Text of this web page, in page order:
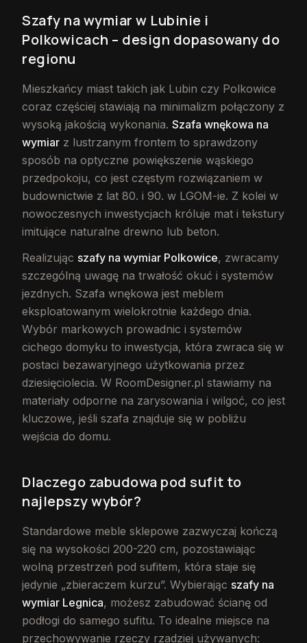
Szafy na wymiar w Lubinie i
Polkowicach – design dopasowany do
regionu
Mieszkańcy miast takich jak Lubin czy Polkowice
coraz częściej stawiają na minimalizm połączony z
wysoką jakością wykonania. Szafa wnękowa na
wymiar z lustrzanym frontem to sprawdzony
sposób na optyczne powiększenie wąskiego
przedpokoju, co jest częstym rozwiązaniem w
budownictwie z lat 80. i 90. w LGOM-ie. Z kolei w
nowoczesnych inwestycjach króluje mat i tekstury
imitujące naturalne drewno lub beton.
Realizując szafy na wymiar Polkowice, zwracamy
szczególną uwagę na trwałość okuć i systemów
jezdnych. Szafa wnękowa jest meblem
eksploatowanym wielokrotnie każdego dnia.
Wybór markowych prowadnic i systemów
cichego domyku to inwestycja, która zwraca się w
postaci bezawaryjnego użytkowania przez
dziesięciolecia. W RoomDesigner.pl stawiamy na
materiały odporne na zarysowania i wilgoć, co jest
kluczowe, jeśli szafa znajduje się w pobliżu
wejścia do domu.
Dlaczego zabudowa pod sufit to
najlepszy wybór?
Standardowe meble sklepowe zazwyczaj kończą
się na wysokości 200-220 cm, pozostawiając
wolną przestrzeń pod sufitem, która staje się
jedynie „zbieraczem kurzu”. Wybierając szafy na
wymiar Legnica, możesz zabudować ścianę od
podłogi do samego sufitu. To idealne miejsce na
przechowywanie rzeczy rzadziej używanych: